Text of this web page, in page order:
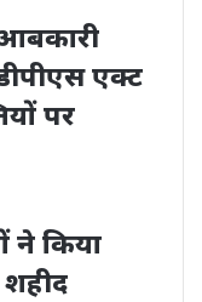
एक्ट
पर
ने किया